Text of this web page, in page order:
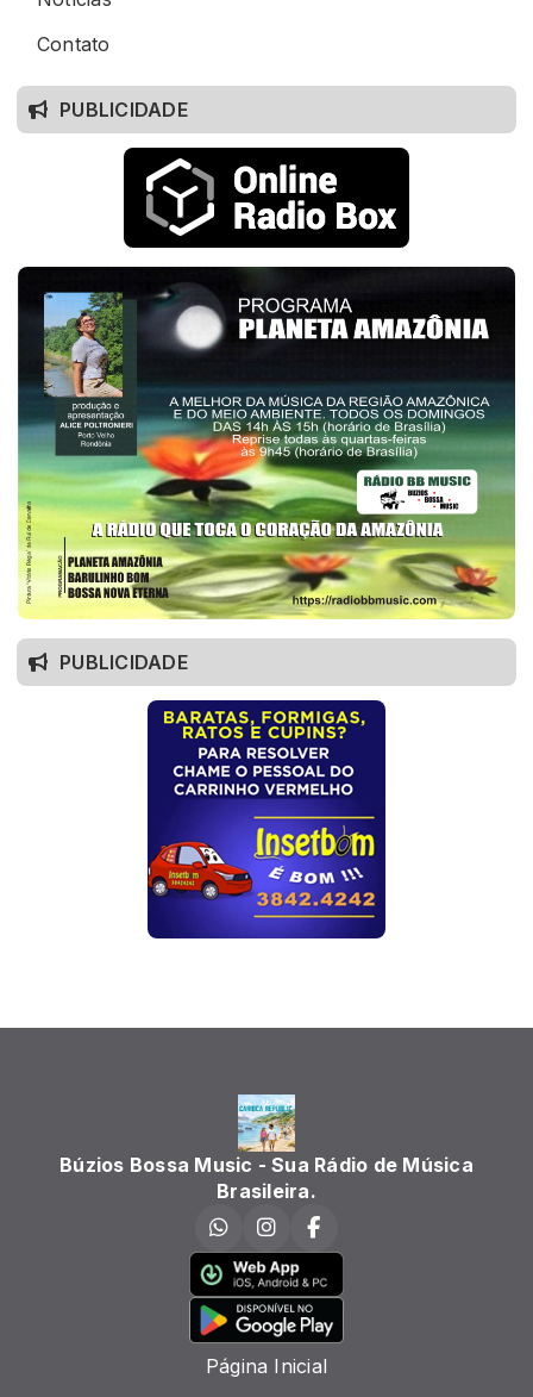
Contato
PUBLICIDADE
PUBLICIDADE
Búzios Bossa Music - Sua Rádio de Música
Brasileira.
Página Inicial